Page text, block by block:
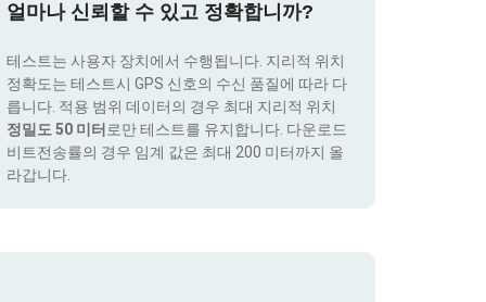
얼마나 신뢰할 수 있고 정확합니까?
테스트는 사용자 장치에서 수행됩니다. 지리적 위치
정확도는 테스트시 GPS 신호의 수신 품질에 따라 다
릅니다. 적용 범위 데이터의 경우 최대 지리적 위치
정밀도 50 미터 로만 테스트를 유지합니다. 다운로드
비트전송률의 경우 임계 값은 최대 200 미터까지 올
라갑니다.